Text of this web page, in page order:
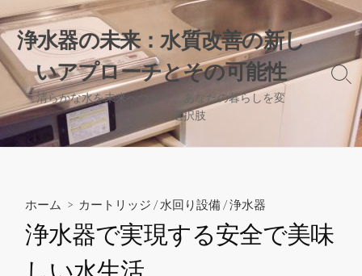
コ
ン
テ
ン
へ
ス
キ
浄水器の未来：水質改善の新し
いアプローチとその可能性
清らかな水を未来へつなぐ、あなたの暮らしを変
える新たな選択肢
検
り
替
ホーム > カートリッジ /水回り設備 /浄水器
浄水器で実現する安全で美味
しい水生活